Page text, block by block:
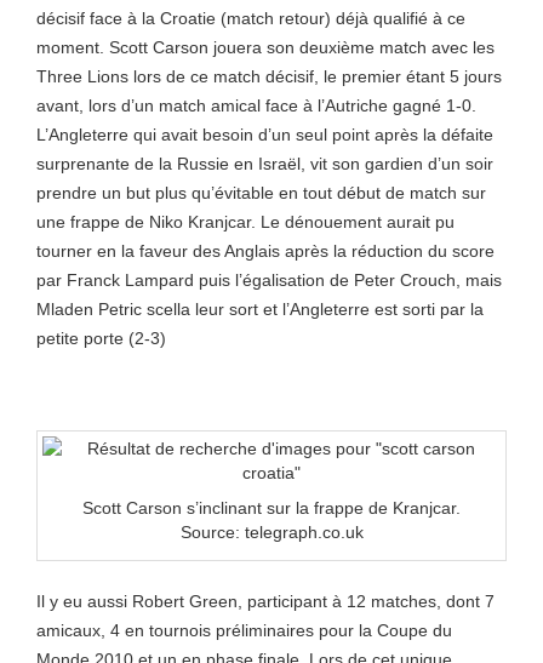
décisif face à la Croatie (match retour) déjà qualifié à ce
moment. Scott Carson jouera son deuxième match avec les
Three Lions lors de ce match décisif, le premier étant 5 jours
avant, lors d’un match amical face à l’Autriche gagné 1-0.
L’Angleterre qui avait besoin d’un seul point après la défaite
surprenante de la Russie en Israël, vit son gardien d’un soir
prendre un but plus qu’évitable en tout début de match sur
une frappe de Niko Kranjcar. Le dénouement aurait pu
tourner en la faveur des Anglais après la réduction du score
par Franck Lampard puis l’égalisation de Peter Crouch, mais
Mladen Petric scella leur sort et l’Angleterre est sorti par la
petite porte (2-3)
Scott Carson s’inclinant sur la frappe de Kranjcar.
Source: telegraph.co.uk
Il y eu aussi Robert Green, participant à 12 matches, dont 7
amicaux, 4 en tournois préliminaires pour la Coupe du